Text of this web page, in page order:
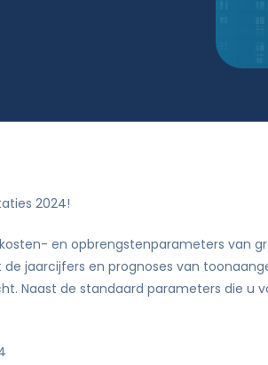
2024!
en opbrengstenparameters van
jaarcijfers en prognoses van
Naast de standaard parameters die